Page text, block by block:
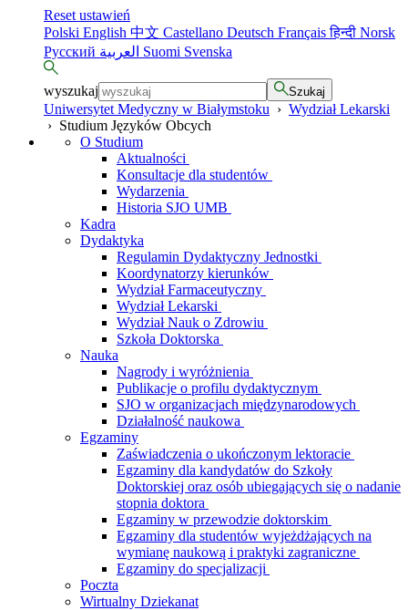
Reset ustawień
Polski English 中文 Castellano Deutsch Françaisहिन्दी Norsk
Русский
Suomi Svenska
wyszukaj Szukaj
Uniwersytet Medyczny w Białymstoku › Wydział Lekarski
› Studium Języków Obcych
O Studium
Aktualności
Konsultacje dla studentów
Wydarzenia
Historia SJO UMB
Kadra
Dydaktyka
Regulamin Dydaktyczny Jednostki
Koordynatorzy kierunków
Wydział Farmaceutyczny
Wydział Lekarski
Wydział Nauk o Zdrowiu
Szkoła Doktorska
Nauka
Nagrody i wyróżnienia
Publikacje o profilu dydaktycznym
SJO w organizacjach międzynarodowych
Działalność naukowa
Egzaminy
Zaświadczenia o ukończonym lektoracie
Egzaminy dla kandydatów do Szkoły
Doktorskiej oraz osób ubiegających się o nadanie
stopnia doktora
Egzaminy w przewodzie doktorskim
Egzaminy dla studentów wyjeżdżających na
wymianę naukową i praktyki zagraniczne
Egzaminy do specjalizacji
Poczta
Wirtualny Dziekanat